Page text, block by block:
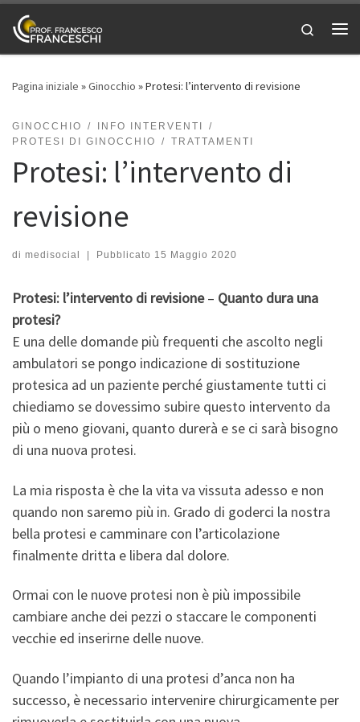
Passa al contenuto
Search
Pagina iniziale »Ginocchio »Protesi: l’intervento di revisione
GINOCCHIO
INFO INTERVENTI
PROTESI DI GINOCCHIO
TRATTAMENTI
Protesi: l’intervento di
revisione
di medisocial Pubblicato 15 Maggio 2020
Protesi: l’intervento di revisione– Quanto dura una
protesi?
E una delle domande più frequenti che ascolto negli
ambulatori se pongo indicazione di sostituzione
protesica ad un paziente perché giustamente tutti ci
chiediamo se dovessimo subire questo intervento da
più o meno giovani, quanto durerà e se ci sarà bisogno
di una nuova protesi.
La mia risposta è che la vita va vissuta adesso e non
quando non saremo più in. Grado di goderci la nostra
bella protesi e camminare con l’articolazione
finalmente dritta e libera dal dolore.
Ormai con le nuove protesi non è più impossibile
cambiare anche dei pezzi o staccare le componenti
vecchie ed inserirne delle nuove.
Quando l’impianto di una protesi d’anca non ha
successo, è necessario intervenire chirurgicamente per